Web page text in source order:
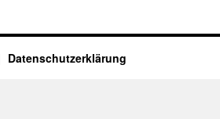
Datenschutz­erklärung